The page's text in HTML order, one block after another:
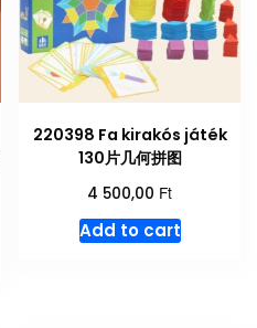
220398 Fa kirakós játék
130片几何拼图
4 500,00 Ft
Add to cart